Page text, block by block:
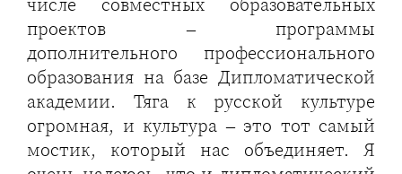
проектов – программы
дополнительного профессионального
образования на базе Дипломатической
академии. Тяга к русской культуре
огромная, и культура – это тот самый
мостик, который нас объединяет. Я